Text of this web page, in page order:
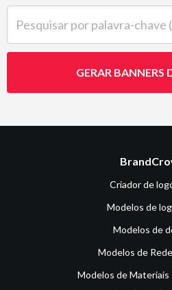
GERAR BANNERS
Criador de
Modelos de
Modelos de
Modelos de
Modelos de Materiais